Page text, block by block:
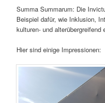
Summa Summarum: Die
Beispiel dafür, wie Inklusion,
kulturen- und alterübergreifend
Hier sind einige Impressionen: